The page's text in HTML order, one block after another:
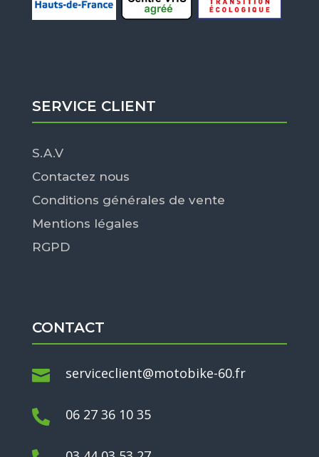
SERVICE CLIENT
S.A.V
Contactez nous
Conditions générales de vente
Mentions légales
RGPD
CONTACT
 serviceclient@motobike-60.fr
 06 27 36 10 35